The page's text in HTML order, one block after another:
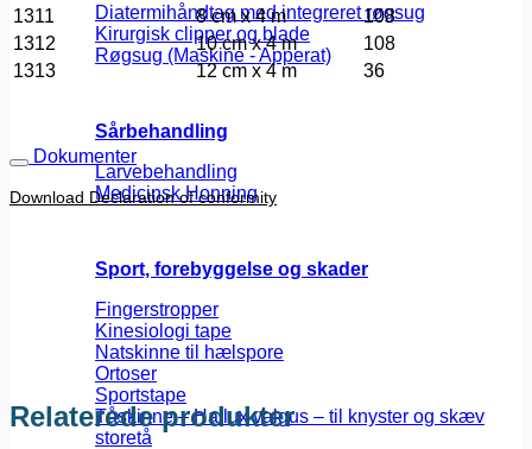
Diatermihåndtag med integreret røgsug
Kirurgisk clipper og blade
Røgsug (Maskine - Apperat)
Sårbehandling
Larvebehandling
Medicinsk Honning
Sport, forebyggelse og skader
Fingerstropper
Kinesiologi tape
Natskinne til hælspore
Ortoser
Sportstape
Tåskinne – Hallux valgus – til knyster og skæv
storetå
1311
8 cm x 4 m
108
1312
10 cm x 4 m
108
1313
12 cm x 4 m 36
Dokumenter
Download Declaration of conformity
Relaterede produkter